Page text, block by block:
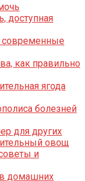
доступная
современные
как правильно
ягода
болезней
для других
овощ
и
домашних